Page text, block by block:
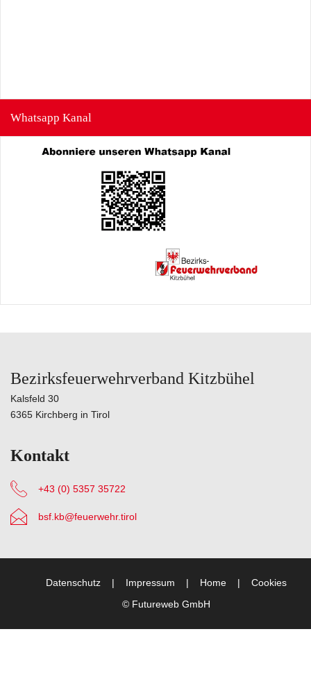
Whatsapp Kanal
Bezirksfeuerwehrverband Kitzbühel
Kalsfeld 30
6365 Kirchberg in Tirol
Kontakt
+43 (0) 5357 35722
bsf.kb@feuerwehr.tirol
© Futureweb GmbH
Datenschutz Impressum Home Cookies